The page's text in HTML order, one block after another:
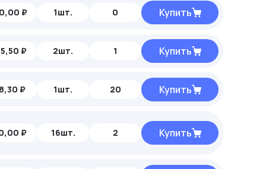
₽ 1шт. 0 Купить
₽ 2шт. 1 Купить
₽ 1шт. 20 Купить
₽ 16шт. 2 Купить